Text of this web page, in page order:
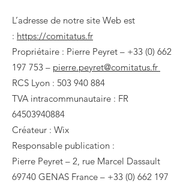
L’adresse de notre site Web est
: https://comitatus.fr
Propriétaire : Pierre Peyret – +33 (0) 662
197 753 – pierre.peyret@comitatus.fr
RCS Lyon : 503 940 884
TVA intracommunautaire : FR
64503940884
Créateur : Wix
Responsable publication :
Pierre Peyret – 2, rue Marcel Dassault
69740 GENAS France – +33 (0) 662 197